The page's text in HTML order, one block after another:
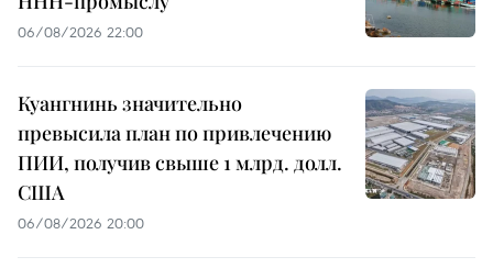
06/08/2026 22:00
Куангнинь значительно
превысила план по привлечению
ПИИ, получив свыше 1 млрд. долл.
США
06/08/2026 20:00